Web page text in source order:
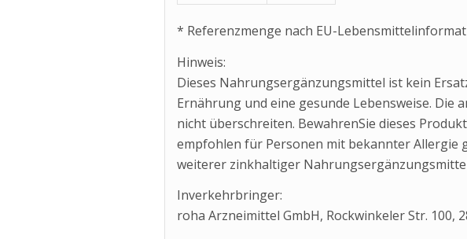
* Referenzmenge nach EU-
Hinweis:
Dieses Nahrungsergänzungsmittel ist kein
Ernährung und eine gesunde Lebensweise. Die
nicht überschreiten. BewahrenSie dieses
empfohlen für Personen mit bekannter Allergie
weiterer zinkhaltiger
Inverkehrbringer:
roha Arzneimittel GmbH, Rockwinkeler Str. 100,